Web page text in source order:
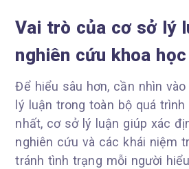
Vai trò của cơ sở lý
nghiên cứu khoa học
Để hiểu sâu hơn, cần nhìn
lý luận trong toàn bộ quá
nhất, cơ sở lý luận giúp xác
nghiên cứu và các khái niệm
tránh tình trạng mỗi người